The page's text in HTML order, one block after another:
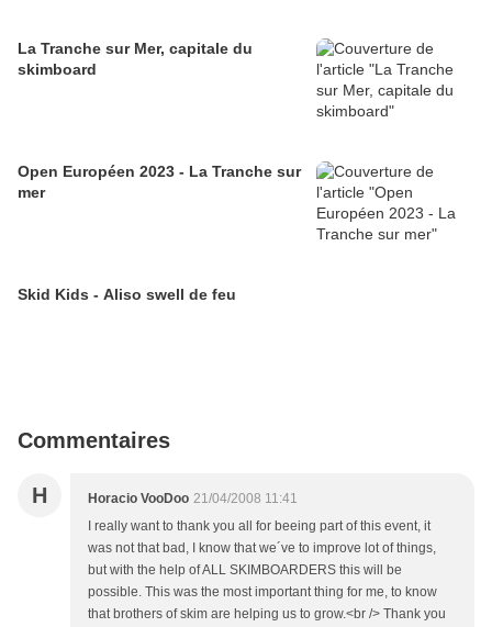
La Tranche sur Mer, capitale du
skimboard
Open Européen 2023 - La Tranche sur
mer
Skid Kids - Aliso swell de feu
Commentaires
H Horacio VooDoo 21/04/2008 11:41
I really want to thank you all for beeing part of this event, it
was not that bad, I know that we´ve to improve lot of things,
but with the help of ALL SKIMBOARDERS this will be
possible. This was the most important thing for me, to know
that brothers of skim are helping us to grow.<br /> Thank you